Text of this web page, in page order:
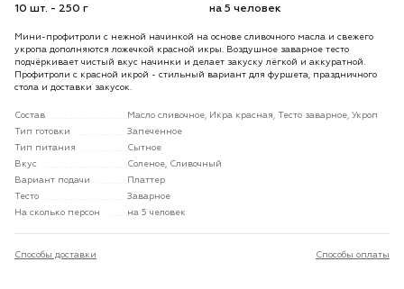
10 шт. - 250 г на 5 человек
Мини-профитроли с нежной начинкой на основе сливочного масла и свежего
укропа дополняются ложечкой красной икры. Воздушное заварное тесто
подчёркивает чистый вкус начинки и делает закуску лёгкой и аккуратной.
Профитроли с красной икрой - стильный вариант для фуршета, праздничного
стола и доставки закусок.
Состав
Масло сливочное, Икра красная, Тесто заварное, Укроп
Тип готовки
Запеченное
Тип питания
Сытное
Вкус
Соленое, Сливочный
Вариант подачи
Платтер
Тесто
Заварное
На сколько персон
на 5 человек
Способы доставки Способы оплаты